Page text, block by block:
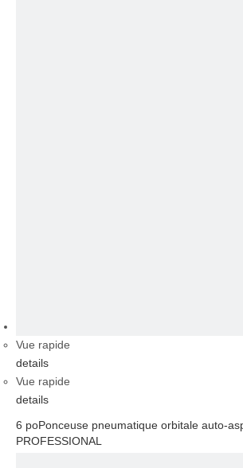
Vue rapide
details
Vue rapide
details
6 poPonceuse pneumatique orbitale auto-
PROFESSIONAL